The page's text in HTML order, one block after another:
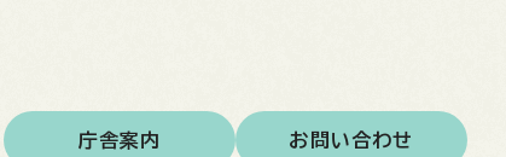
庁舎案内 お問い合わせ